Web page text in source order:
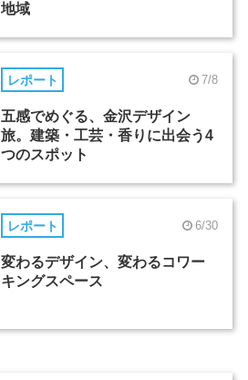
地域
レポート 7/8
五感でめぐる、金沢デザイン
旅。建築・工芸・香りに出会う4
つのスポット
レポート 6/30
変わるデザイン、変わるコワー
キングスペース